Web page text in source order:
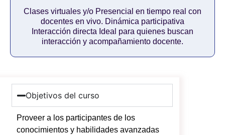
Clases virtuales y/o Presencial en tiempo real con
docentes en vivo. Dinámica participativa
Interacción directa Ideal para quienes buscan
interacción y acompañamiento docente.
Objetivos del curso
Proveer a los participantes de los
conocimientos y habilidades avanzadas